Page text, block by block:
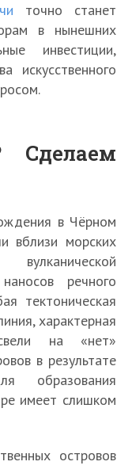
точно станет
в нынешних
инвестиции,
искусственного
Сделаем
в Чёрном
вблизи морских
речного
тектоническая
характерная
на «нет»
в результате
образования
имеет слишком
островов